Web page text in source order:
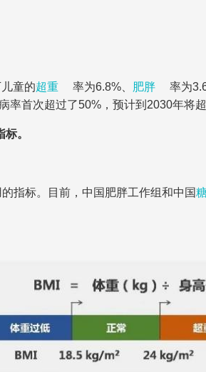
童的超重 率为6.8%、 肥胖
率为
首次超过了50%，预计到2030年将
。
指标。目前，中国肥胖工作组和中国